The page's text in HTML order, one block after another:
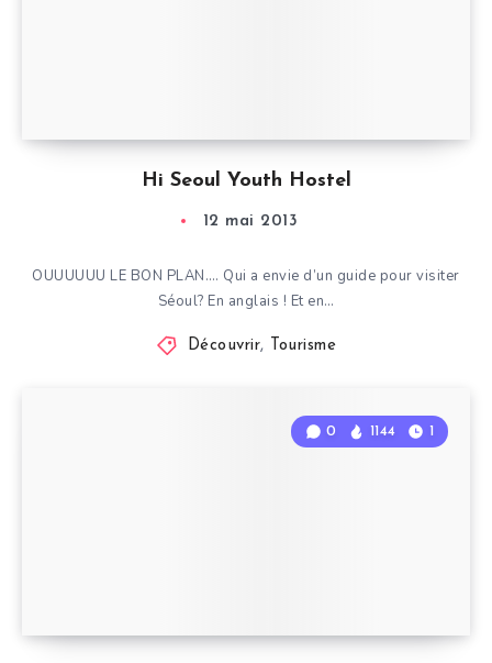
Hi Seoul Youth Hostel
12 mai 2013
OUUUUUU LE BON PLAN…. Qui a envie d’un guide pour visiter
Séoul? En anglais ! Et en…
Découvrir, Tourisme
0 1144 1